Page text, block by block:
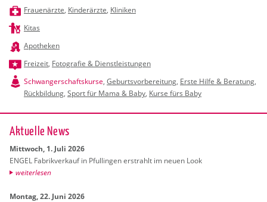
Frauenärzte, Kinderärzte, Kliniken
Kitas
Apotheken
Freizeit, Fotografie & Dienstleistungen
Schwangerschaftskurse, Geburtsvorbereitung, Erste Hilfe & Beratung,
Rückbildung, Sport für Mama & Baby, Kurse fürs Baby
Ak­tu­el­le News
Mitt­woch, 1. Juli 2026
ENGEL Fa­brik­ver­kauf in Pful­lin­gen er­strahlt im neuen Look
wei­ter­le­sen
Mon­tag, 22. Juni 2026